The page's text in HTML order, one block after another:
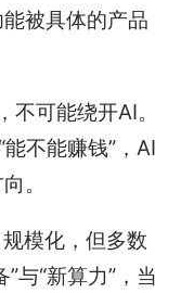
被具体的产品
可能绕开AI。
不能赚钱”，AI
。
模化，但多数
与“新算力”，当